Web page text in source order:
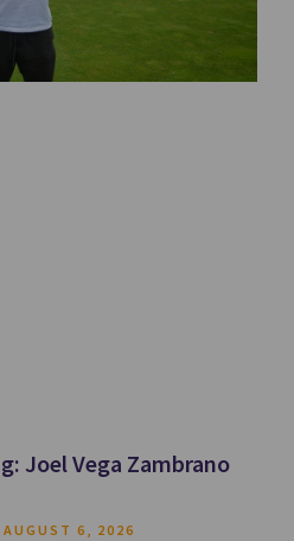
Joel Vega Zambrano
AUGUST 6, 2026